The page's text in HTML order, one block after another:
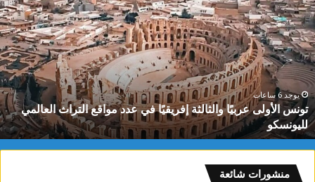
الأولى
عربيًا
والثالثة
إفريقيًا
في
عدد
مواقع
التراث
العالمي
لليونسكو
يوجد 6 ساعات
تونس الأولى عربيًا والثالثة إفريقيًا في عدد مواقع التراث العالمي
لليونسكو
منشورات شائعة